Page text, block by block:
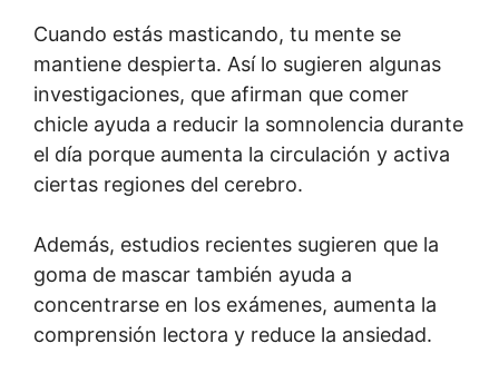
Cuando estás masticando, tu mente se
mantiene despierta. Así lo sugieren algunas
investigaciones, que afirman que comer
chicle ayuda a reducir la somnolencia durante
el día porque aumenta la circulación y activa
ciertas regiones del cerebro.
Además, estudios recientes sugieren que la
goma de mascar también ayuda a
concentrarse en los exámenes, aumenta la
comprensión lectora y reduce la ansiedad.